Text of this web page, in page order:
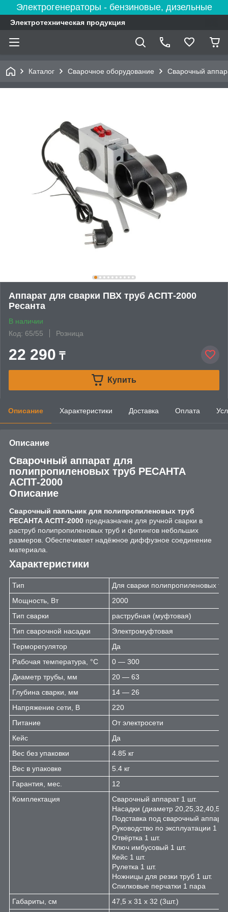
Электрогенераторы - бензиновые, дизельные
Электротехническая продукция
Каталог Сварочное оборудование Сварочный
Аппарат для сварки ПВХ труб АСПТ-2000
Ресанта
В наличии
Код: 65/55
Розница
22 290 ₸
Купить
Описание Характеристики Доставка Оплата
Описание
Сварочный аппарат для
полипропиленовых труб РЕСАНТА
АСПТ-2000
Описание
Сварочный паяльник для полипропиленовых труб
РЕСАНТА АСПТ-2000 предназначен для ручной сварки в
раструб полипропиленовых труб и фитингов небольших
размеров. Обеспечивает надёжное диффузное соединение
материала.
Характеристики
Тип
Для сварки полипропиленовых
Мощность, Вт
2000
Тип сварки
раструбная (муфтовая)
Тип сварочной насадки
Электромуфтовая
Терморегулятор
Да
Рабочая температура, °C
0 — 300
Диаметр трубы, мм
20 — 63
Глубина сварки, мм
14 — 26
Напряжение сети, В
220
Питание
От электросети
Кейс
Да
Вес без упаковки
4.85 кг
Вес в упаковке
5.4 кг
Гарантия, мес.
12
Комплектация
Сварочный аппарат 1 шт.
Насадки (диаметр
Подставка под сварочный
Руководство по эксплуатации 1 шт.
Отвёртка 1 шт.
Ключ имбусовый 1 шт.
Кейс 1 шт.
Рулетка 1 шт.
Ножницы для резки труб 1 шт.
Спилковые перчатки 1 пара
Габариты, см
47,5 х 31 х 32 (3шт.)